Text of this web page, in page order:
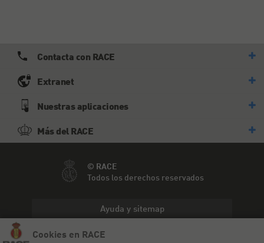
Cookies en RACE
Contacta con RACE
Extranet
Nuestras aplicaciones
Más del RACE
© RACE
Todos los derechos reservados
Ayuda y sitemap